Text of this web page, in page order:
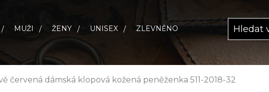
MUŽI ŽENY UNISEX ZLEVNĚNO
červená dámská klopová kožená peněženka 511-2018-32